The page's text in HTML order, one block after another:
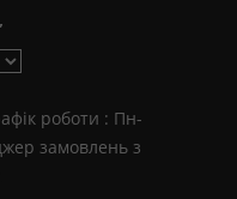
роботи : Пн-
замовлень з